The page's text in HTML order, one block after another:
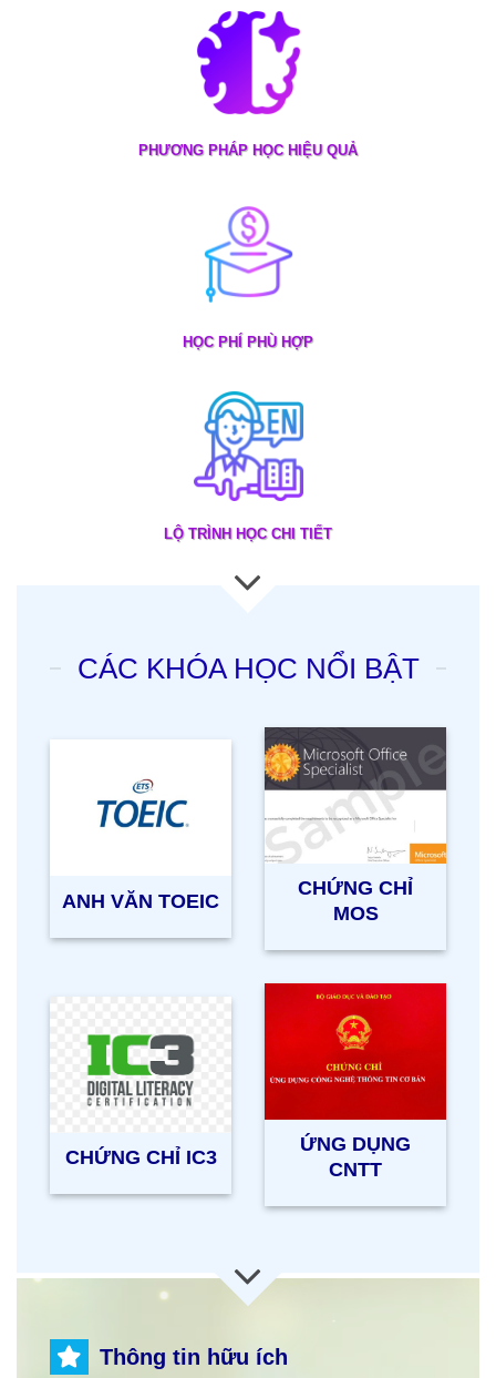
PHƯƠNG PHÁP HỌC HIỆU QUẢ
HỌC PHÍ PHÙ HỢP
LỘ TRÌNH HỌC CHI TIẾT
CÁC KHÓA HỌC NỔI BẬT
ANH VĂN TOEIC
CHỨNG CHỈ
MOS
CHỨNG CHỈ IC3
ỨNG DỤNG
CNTT
Thông tin hữu ích